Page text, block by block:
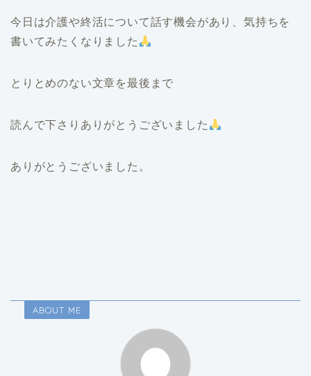
今日は介護や終活について話す機会があり、気持ちを
書いてみたくなりました
とりとめのない文章を最後まで
読んで下さりありがとうございました
ありがとうございました。
ABOUT ME